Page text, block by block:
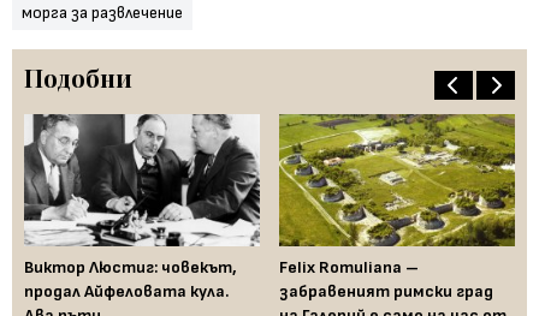
морга за развлечение
Подобни
Виктор Люстиг: човекът,
продал Айфеловата кула.
Felix Romuliana –
забравеният римски град